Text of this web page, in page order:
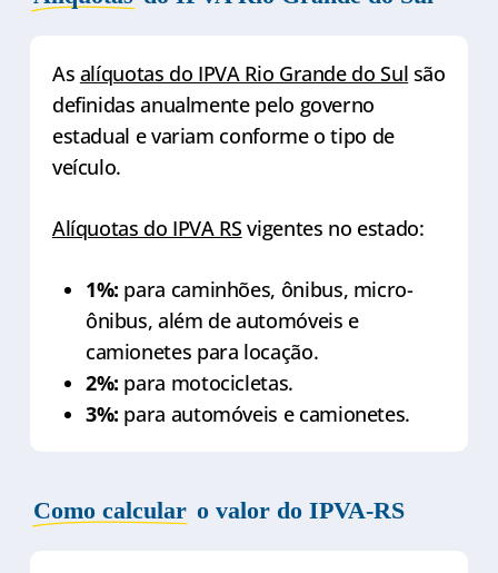
As alíquotas do IPVA Rio Grande do Sul são
definidas anualmente pelo governo
estadual e variam conforme o tipo de
veículo.
Alíquotas do IPVA RS vigentes no estado:
1%: para caminhões, ônibus, micro-
ônibus, além de automóveis e
camionetes para locação.
2%: para motocicletas.
3%: para automóveis e camionetes.
Como calcular o valor do IPVA-RS